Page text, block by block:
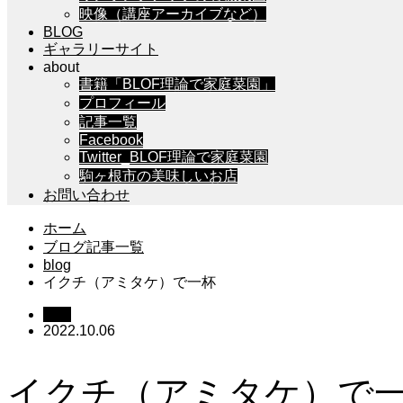
映像（講座アーカイブなど）
BLOG
ギャラリーサイト
about
書籍「BLOF理論で家庭菜園」
プロフィール
記事一覧
Facebook
Twitter_BLOF理論で家庭菜園
駒ヶ根市の美味しいお店
お問い合わせ
ホーム
ブログ記事一覧
blog
イクチ（アミタケ）で一杯
2022.10.06
イクチ（アミタケ）で